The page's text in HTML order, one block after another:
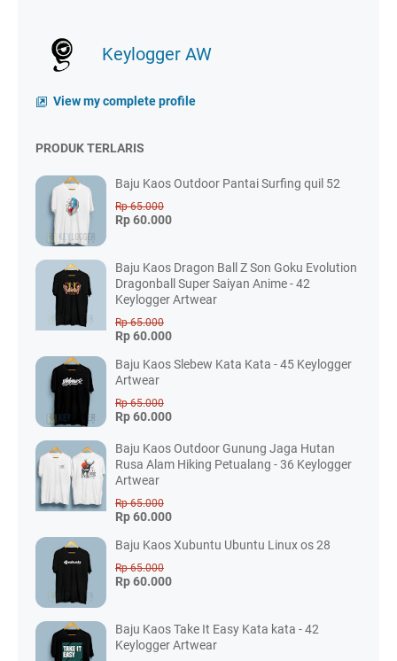
Keylogger AW
View my complete profile
PRODUK TERLARIS
Baju Kaos Outdoor Pantai Surfing quil 52
Rp 65.000
Rp 60.000
Baju Kaos Dragon Ball Z Son Goku Evolution
Dragonball Super Saiyan Anime - 42
Keylogger Artwear
Rp 65.000
Rp 60.000
Baju Kaos Slebew Kata Kata - 45 Keylogger
Artwear
Rp 65.000
Rp 60.000
Baju Kaos Outdoor Gunung Jaga Hutan
Rusa Alam Hiking Petualang - 36 Keylogger
Artwear
Rp 65.000
Rp 60.000
Baju Kaos Xubuntu Ubuntu Linux os 28
Rp 65.000
Rp 60.000
Baju Kaos Take It Easy Kata kata - 42
Keylogger Artwear